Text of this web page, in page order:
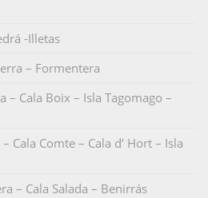
-Illetas
– Formentera
– Cala Boix – Isla Tagomago –
Cala Comte – Cala d’ Hort – Isla
– Cala Salada – Benirrás